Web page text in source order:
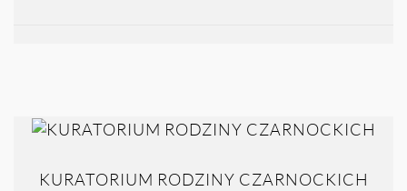
KURATORIUM RODZINY CZARNOCKICH